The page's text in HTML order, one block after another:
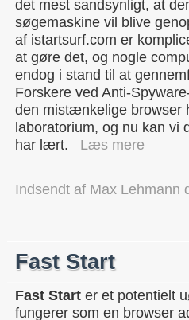
det mest sandsynligt, at
søgemaskine vil blive
af istartsurf.com er
at gøre det, og nogle
endog i stand til at
Forskere ved Anti-
den mistænkelige browser
laboratorium, og nu kan vi
har lært.
Læs mere
Indsendt af Max Lehmann
Fast Start
Fast Start er et potentielt
fungerer som en browser